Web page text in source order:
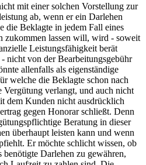
mit einer solchen Vorstellung zur
ab, wenn er ein Darlehen
die Beklagte in jedem Fall eines
zukommen lassen will, wird - soweit
Leistungsfähigkeit berät
nicht von der Bearbeitungsgebühr
allenfalls als eigenständige
welche die Beklagte schon nach
Vergütung verlangt, und auch nicht
dem Kunden nicht ausdrücklich
gegen Honorar schließt. Denn
Beratung in dieser
überhaupt leisten kann und wenn
Er möchte schlicht wissen, ob
Darlehen zu gewähren,